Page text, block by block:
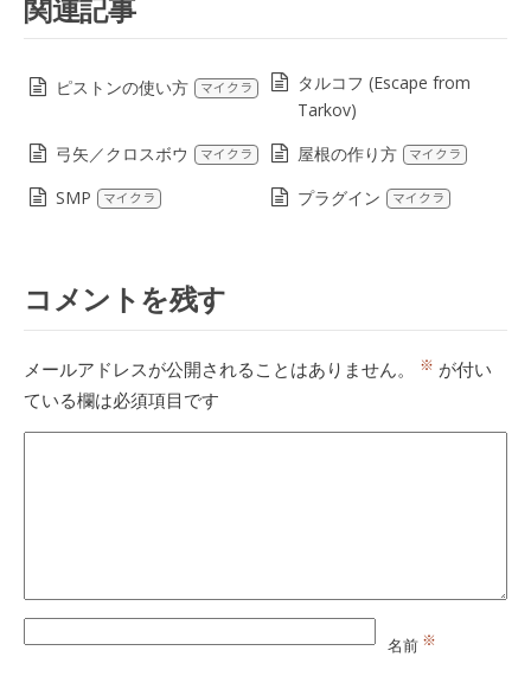
関連記事
ピストンの使い方 マイクラ
タルコフ (Escape from
Tarkov)
弓矢／クロスボウ
マイクラ 屋根の作り方 マイクラ
SMP マイクラ プラグイン マイクラ
コメントを残す
メールアドレスが公開されることはありません。 ※ が付い
ている欄は必須項目です
名前 ※